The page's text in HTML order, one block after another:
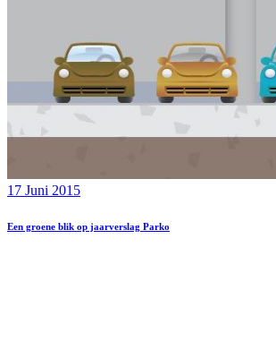
17 Juni 2015
Een groene blik op jaarverslag Parko